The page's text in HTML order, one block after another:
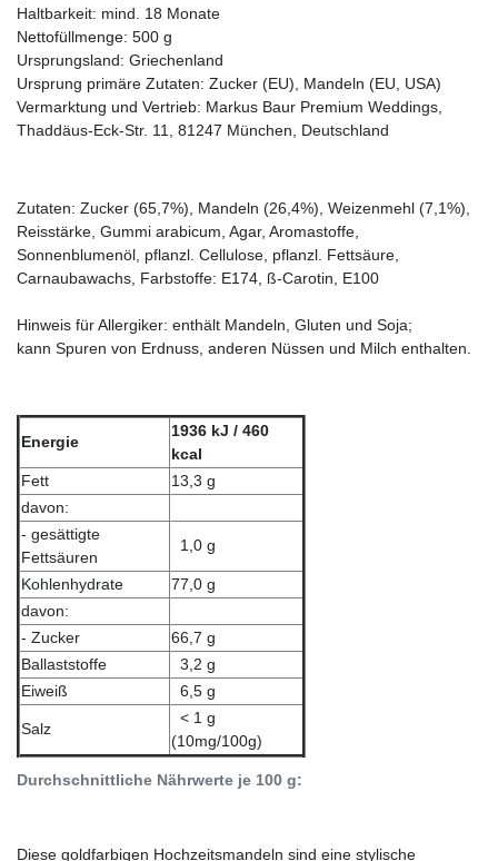
Haltbarkeit: mind. 18 Monate
Nettofüllmenge: 500 g
Ursprungsland: Griechenland
Ursprung primäre Zutaten: Zucker (EU), Mandeln (EU, USA)
Vermarktung und Vertrieb: Markus Baur Premium Weddings,
Thaddäus-Eck-Str. 11, 81247 München, Deutschland
Zutaten: Zucker (65,7%), Mandeln (26,4%), Weizenmehl (7,1%),
Reisstärke, Gummi arabicum, Agar, Aromastoffe,
Sonnenblumenöl, pflanzl. Cellulose, pflanzl. Fettsäure,
Carnaubawachs, Farbstoffe: E174, ß-Carotin, E100
Hinweis für Allergiker: enthält Mandeln, Gluten und Soja;
kann Spuren von Erdnuss, anderen Nüssen und Milch enthalten.
Energie
1936 kJ / 460
kcal
Durchschnittliche Nährwerte je 100 g:
Fett
13,3 g
davon:
- gesättigte
Fettsäuren
1,0 g
Kohlenhydrate
77,0 g
davon:
- Zucker
66,7 g
Ballaststoffe
3,2 g
Eiweiß
6,5 g
Salz
< 1 g
(10mg/100g)
Diese goldfarbigen Hochzeitsmandeln sind eine stylische